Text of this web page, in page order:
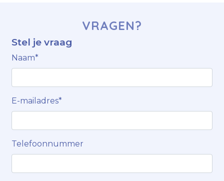
VRAGEN?
Stel je vraag
Naam*
E-mailadres*
Telefoonnummer